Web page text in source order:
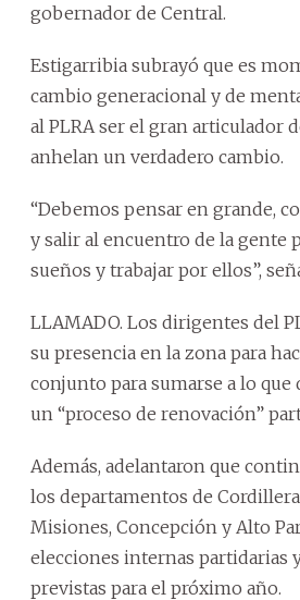
gobernador de Central.
Estigarribia subrayó que es
cambio generacional y de
al PLRA ser el gran articulador
anhelan un verdadero cambio.
“Debemos pensar en grande,
y salir al encuentro de la gente
sueños y trabajar por ellos”,
LLAMADO. Los dirigentes del
su presencia en la zona para
conjunto para sumarse a lo
un “proceso de renovación”
Además, adelantaron que
los departamentos de
Misiones, Concepción y Alto
elecciones internas partidarias
previstas para el próximo año.